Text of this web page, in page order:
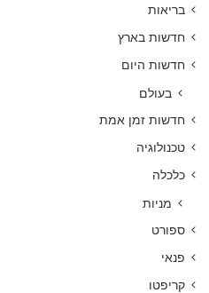
בריאות
חדשות בארץ
חדשות היום
בעולם
חדשות זמן אמת
טכנולוגיה
כלכלה
מניות
ספורט
פנאי
קריפטו